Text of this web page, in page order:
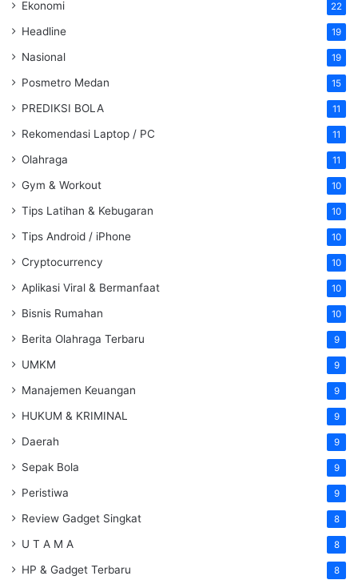
Ekonomi 22
Headline 19
Nasional 19
Posmetro Medan 15
PREDIKSI BOLA 11
Rekomendasi Laptop / PC 11
Olahraga 11
Gym & Workout 10
Tips Latihan & Kebugaran 10
Tips Android / iPhone 10
Cryptocurrency 10
Aplikasi Viral & Bermanfaat 10
Bisnis Rumahan 10
Berita Olahraga Terbaru 9
UMKM 9
Manajemen Keuangan 9
HUKUM & KRIMINAL 9
Daerah 9
Sepak Bola 9
Peristiwa 9
Review Gadget Singkat 8
U T A M A 8
HP & Gadget Terbaru 8